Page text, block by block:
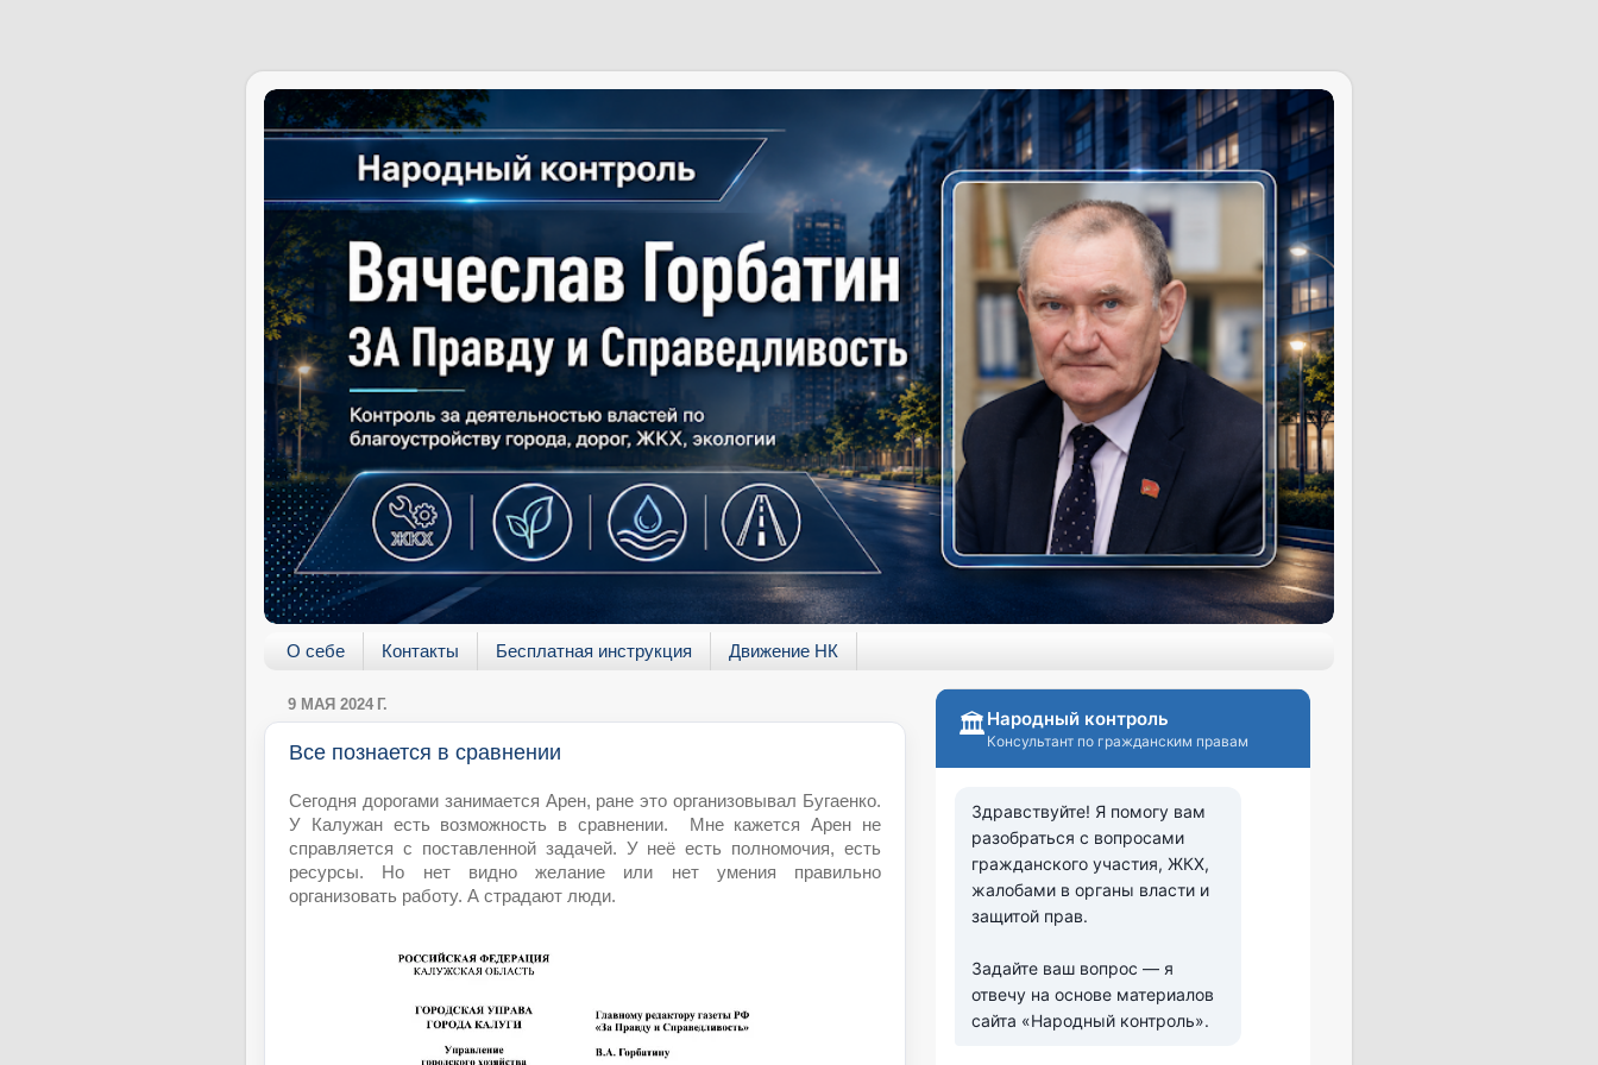
О себе Контакты Бесплатная инструкция Движение НК
9 МАЯ 2024 Г.
Все познается в сравнении
Сегодня дорогами занимается Арен, ране это организовывал Бугаенко.
У Калужан есть возможность в сравнении. Мне кажется Арен не
справляется с поставленной задачей. У неё есть полномочия, есть
ресурсы. Но нет видно желание или нет умения правильно
организовать работу. А страдают люди.